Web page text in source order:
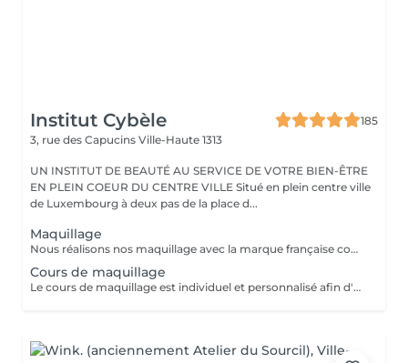
Institut Cybèle
185
3, rue des Capucins Ville-Haute 1313
UN INSTITUT DE BEAUTÉ AU SERVICE DE VOTRE BIEN-ÊTRE
EN PLEIN COEUR DU CENTRE VILLE Situé en plein centre ville
de Luxembourg à deux pas de la place d...
Maquillage
Nous réalisons nos maquillage avec la marque française couleur caramel. Couleur caramel est la marque naturelle et bio de référence. Couleur Caramel propose des produits de beauté de haute qualité respectant la nature, l'homme et les animaux. Plus qu'une marque de maquillage, ses produits permettent de traiter la peau grâce à des formules riches en actifs bio. On y retrouve des des actifs végétaux tels que l'huile d'argan bio, l'huile d'abricot et d'avocat bio ou encore l'acide hyaluronique naturelle... qui sont tous reconnus pour leurs propriétés régénérantes, nourrissantes, illuminatrices ou anti-âge.
Cours de maquillage
Le cours de maquillage est individuel et personnalisé afin d'apprendre les bons gestes et de choisir les bons produits adaptés à sa peau et son visage. Ce cours offre une bonne base aux débutantes et permet aux plus confirmés de se perfectionner. Nous réalisons nos cours de maquillage avec la marque française couleur caramel. Couleur caramel est la marque naturelle et bio de référence. Couleur Caramel propose des produits de beauté de haute qualité respectant la nature, l'homme et les animaux. Plus qu'une marque de maquillage, ses produits permettent de traiter la peau grâce à des formules riches en actifs bio. On y retrouve des des actifs végétaux tels que l'huile d'argan bio, l'huile d'abricot et d'avocat bio ou encore l'acide hyaluronique naturelle... qui sont tous reconnus pour leurs propriétés régénérantes, nourrissantes, illuminatrices ou anti-âge.